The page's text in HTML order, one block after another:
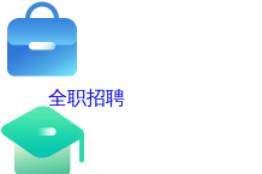
全职招聘